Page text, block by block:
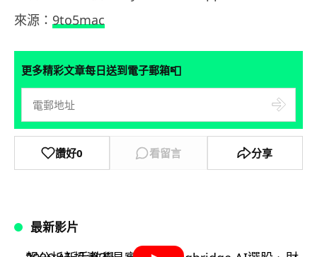
來源： 9to5mac
更多精彩文章每日送到電子郵箱📮
讚好0 看留言 分享
最新影片